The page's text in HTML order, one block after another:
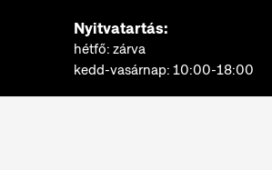
Nyitvatartás:
hétfő: zárva
kedd-vasárnap: 10:00-18:00